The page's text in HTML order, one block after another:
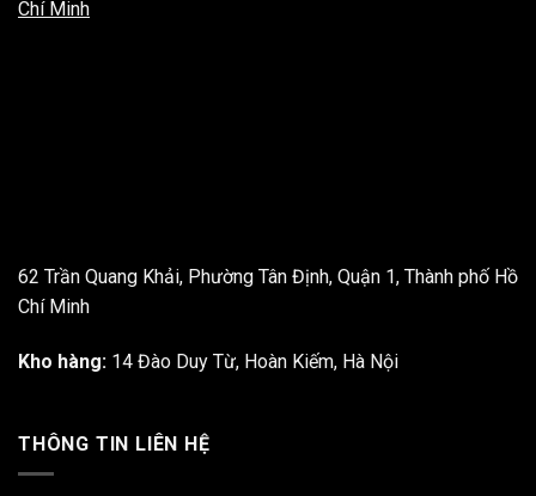
Chí Minh
62 Trần Quang Khải, Phường Tân Định, Quận 1, Thành phố Hồ
Chí Minh
Kho hàng: 14 Đào Duy Từ, Hoàn Kiếm, Hà Nội
THÔNG TIN LIÊN HỆ